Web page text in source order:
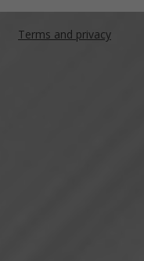
Terms and privacy